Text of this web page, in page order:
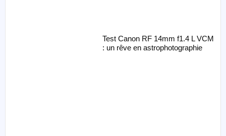
Test Canon RF 14mm f1.4 L VCM
: un rêve en astrophotographie